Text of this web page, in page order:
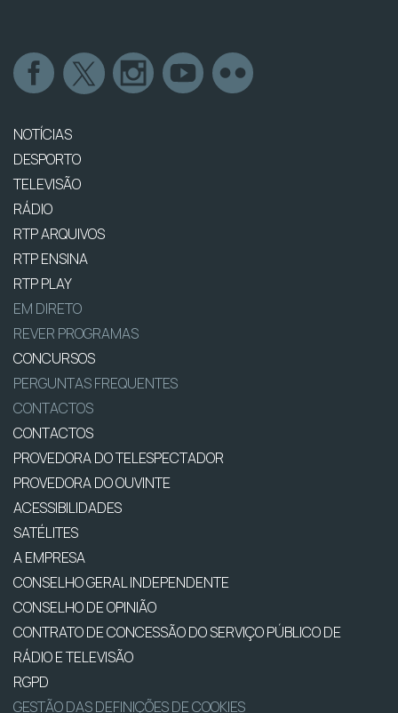
NOTÍCIAS
DESPORTO
TELEVISÃO
RÁDIO
RTP ARQUIVOS
RTP ENSINA
RTP PLAY
EM DIRETO
REVER PROGRAMAS
CONCURSOS
PERGUNTAS FREQUENTES
CONTACTOS
CONTACTOS
PROVEDORA DO TELESPECTADOR
PROVEDORA DO OUVINTE
ACESSIBILIDADES
SATÉLITES
A EMPRESA
CONSELHO GERAL INDEPENDENTE
CONSELHO DE OPINIÃO
CONTRATO DE CONCESSÃO DO SERVIÇO PÚBLICO DE
RÁDIO E TELEVISÃO
RGPD
GESTÃO DAS DEFINIÇÕES DE COOKIES